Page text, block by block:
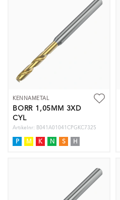
KENNAMETAL
BORR 1,05MM 3XD
CYL
Artikelnr: B041A01041CPGKC7325
P M K N S H